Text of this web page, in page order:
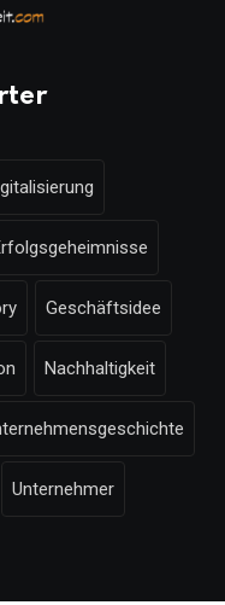
Geschäftsidee
Nachhaltigkeit
Unternehmer